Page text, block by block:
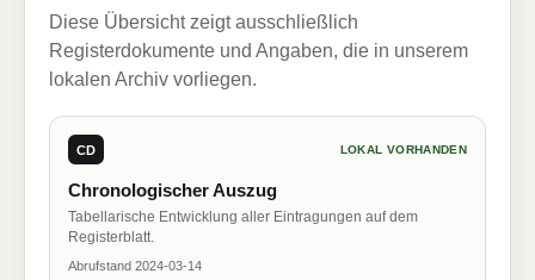
Diese Übersicht zeigt ausschließlich
Registerdokumente und Angaben, die in unserem
lokalen Archiv vorliegen.
CD LOKAL VORHANDEN
Chronologischer Auszug
Tabellarische Entwicklung aller Eintragungen auf dem
Registerblatt.
Abrufstand 2024-03-14